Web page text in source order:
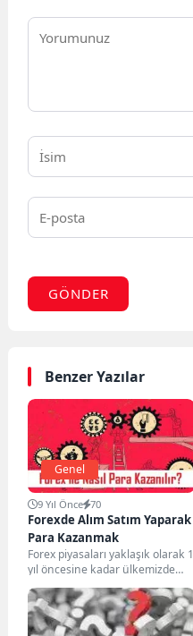
GÖNDER
Benzer Yazılar
Genel
9 Yıl Önce 70
Forexde Alım Satım Yaparak
Para Kazanmak
Forex piyasaları yaklaşık olarak 1
yıl öncesine kadar ülkemizde
oldukça popülerken 2017 şubat
ayında gelen...